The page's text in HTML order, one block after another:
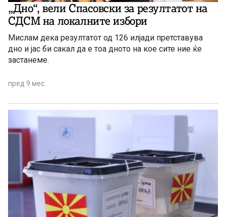
„Дно“, вели Спасовски за резултатот на
СДСМ на локалните избори
Мислам дека резултатот од 126 илјади претставува
дно и јас би сакал да е тоа дното на кое сите ние ќе
застанеме.
пред 9 мес.